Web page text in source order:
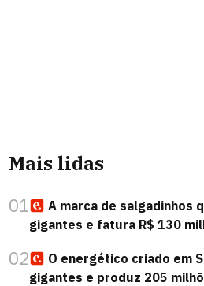
Mais lidas
01
A marca de salgadinhos
gigantes e fatura R$ 130
02
O energético criado em
gigantes e produz 205